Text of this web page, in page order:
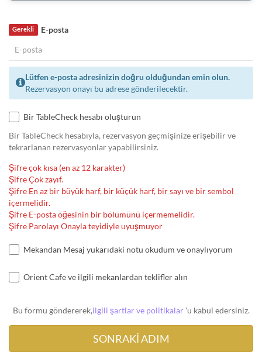
E-posta
Gerekli
Lütfen e-posta adresinizin doğru olduğundan emin olun.
Rezervasyon onayı bu adrese gönderilecektir.
Bir TableCheck hesabı oluşturun
Bir TableCheck hesabıyla, rezervasyon geçmişinize erişebilir ve
tekrarlanan rezervasyonlar yapabilirsiniz.
Şifre çok kısa (en az 12 karakter)
Şifre Çok zayıf.
Şifre En az bir büyük harf, bir küçük harf, bir sayı ve bir sembol
içermelidir.
Şifre E-posta öğesinin bir bölümünü içermemelidir.
Şifre Parolayı Onayla teyidiyle uyuşmuyor
Mekandan Mesaj yukarıdaki notu okudum ve onaylıyorum
Orient Cafe ve ilgili mekanlardan teklifler alın
Bu formu göndererek,ilgili şartlar ve politikalar'u kabul edersiniz.